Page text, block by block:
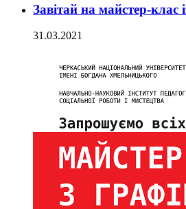
Завітай на майстер-клас
31.03.2021